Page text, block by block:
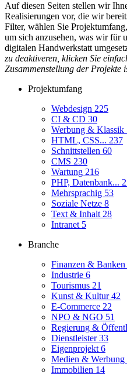
Auf diesen Seiten stellen wir
Realisierungen vor, die wir
Filter, wählen Sie
um sich anzusehen, was wir für
digitalen Handwerkstatt
zu deaktiveren, klicken Sie
Zusammenstellung der Projekte
Projektumfang
Webdesign 225
CI & CD 30
Werbung & Klassik
HTML, CSS... 237
Schnittstellen 60
CMS 230
Wartung 216
PHP, Datenbank...
Mehrsprachig 53
Soziale Netze 8
Text & Inhalt 28
Intranet 5
Branche
Finanzen & Banken
Industrie 6
Tourismus 21
Kunst & Kultur42
E-Commerce 22
NPO & NGO 51
Regierung &
Dienstleister33
Eigenprojekt 6
Medien & Werbung
Immobilien 14